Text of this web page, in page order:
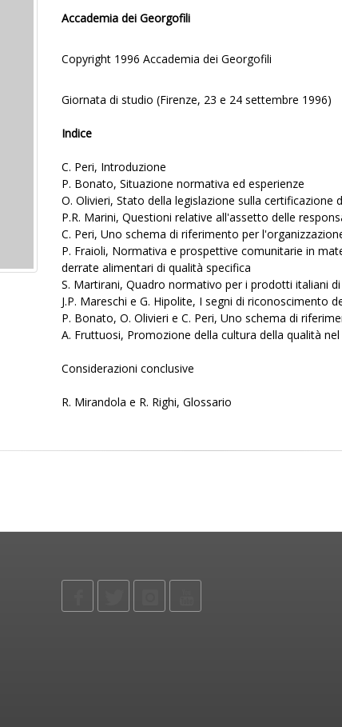
Accademia dei Georgofili
Copyright 1996 Accademia dei Georgofili
Giornata di studio (Firenze, 23 e 24 settembre 1996)
Indice
C. Peri, Introduzione
P. Bonato, Situazione normativa ed esperienze
O. Olivieri, Stato della legislazione sulla certificazione
P.R. Marini, Questioni relative all'assetto delle
C. Peri, Uno schema di riferimento per
P. Fraioli, Normativa e prospettive comunitarie in
derrate alimentari di qualità specifica
S. Martirani, Quadro normativo per i prodotti italiani
J.P. Mareschi e G. Hipolite, I segni di riconoscimento
P. Bonato, O. Olivieri e C. Peri, Uno schema di
A. Fruttuosi, Promozione della cultura della qualità
Considerazioni conclusive
R. Mirandola e R. Righi, Glossario